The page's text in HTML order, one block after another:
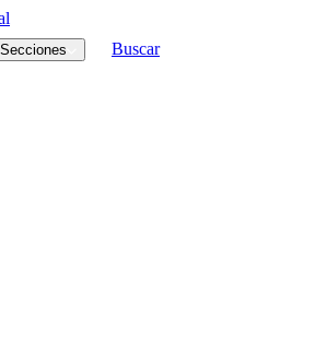
Secciones Buscar